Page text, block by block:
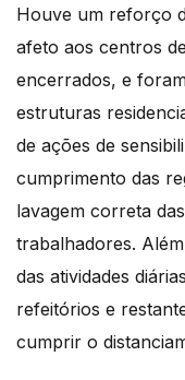
Houve um reforço
afeto aos centros
encerrados, e
estruturas
de ações de
cumprimento das
lavagem correta
trabalhadores.
das atividades
refeitórios e
cumprir o